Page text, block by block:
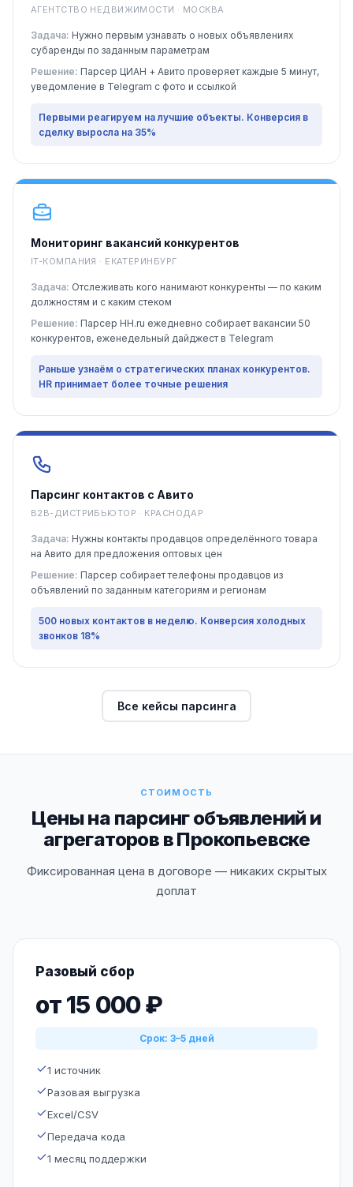
АГЕНТСТВО НЕДВИЖИМОСТИ · МОСКВА
Задача: Нужно первым узнавать о новых объявлениях
субаренды по заданным параметрам
Решение: Парсер ЦИАН + Авито проверяет каждые 5 минут,
уведомление в Telegram с фото и ссылкой
Первыми реагируем на лучшие объекты. Конверсия в
сделку выросла на 35%
Мониторинг вакансий конкурентов
IT-КОМПАНИЯ · ЕКАТЕРИНБУРГ
Задача: Отслеживать кого нанимают конкуренты — по каким
должностям и с каким стеком
Решение: Парсер HH.ru ежедневно собирает вакансии 50
конкурентов, еженедельный дайджест в Telegram
Раньше узнаём о стратегических планах конкурентов.
HR принимает более точные решения
Парсинг контактов с Авито
B2B-ДИСТРИБЬЮТОР · КРАСНОДАР
Задача: Нужны контакты продавцов определённого товара
на Авито для предложения оптовых цен
Решение: Парсер собирает телефоны продавцов из
объявлений по заданным категориям и регионам
500 новых контактов в неделю. Конверсия холодных
звонков 18%
Все кейсы парсинга
СТОИМОСТЬ
Цены на парсинг объявлений и
агрегаторов в Прокопьевске
Фиксированная цена в договоре — никаких скрытых
доплат
Разовый сбор
от 15 000 ₽
Срок: 3–5 дней
1 источник
Разовая выгрузка
Excel/CSV
Передача кода
1 месяц поддержки